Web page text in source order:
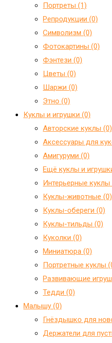
Портреты (1)
Репродукции (0)
Символизм (0)
Фотокартины (0)
Фэнтези (0)
Цветы (0)
Шаржи (0)
Этно (0)
Куклы и игрушки (0)
Авторские куклы (0)
Аксессуары для
Амигуруми (0)
Ещё куклы и
Интерьерные куклы
Куклы-животные (0)
Куклы-обереги (0)
Куклы-тильды (0)
Куколки (0)
Миниатюра (0)
Портретные куклы
Развивающие
Тедди (0)
Малышу (0)
Гнёздышко для
Держатели для